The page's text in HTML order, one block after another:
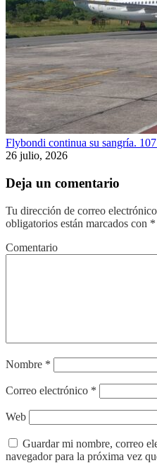
Flybondi continua su sangría.
26 julio, 2026
Deja un comentario
Tu dirección de correo
obligatorios están marcados con *
Comentario
Nombre *
Correo electrónico *
Web
Guardar mi nombre, correo
navegador para la próxima vez